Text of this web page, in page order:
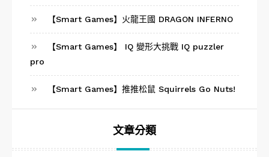
【Smart Games】火龍王國 DRAGON INFERNO
【Smart Games】 IQ 變形大挑戰 IQ puzzler
pro
【Smart Games】推推松鼠 Squirrels Go Nuts!
文章分類